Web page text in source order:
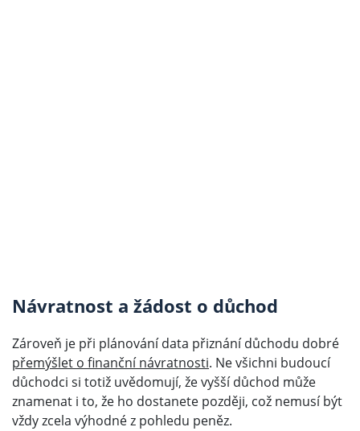
Návratnost a žádost o důchod
Zároveň je při plánování data přiznání důchodu dobré
přemýšlet o finanční návratnosti. Ne všichni budoucí
důchodci si totiž uvědomují, že vyšší důchod může
znamenat i to, že ho dostanete později, což nemusí být
vždy zcela výhodné z pohledu peněz.